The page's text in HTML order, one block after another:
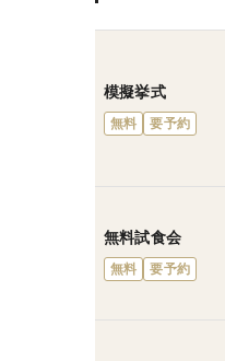
模擬挙式
無料 要予約
無料試食会
無料 要予約